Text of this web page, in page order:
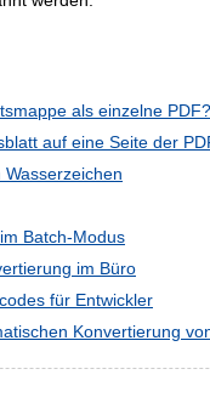
als einzelne PDF?
auf eine Seite der
Batch-Modus
im Büro
für Entwickler
Konvertierung